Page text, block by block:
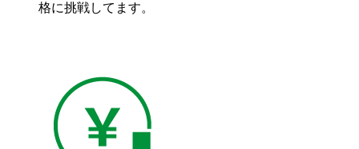
格に挑戦してます。